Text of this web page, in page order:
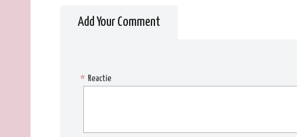
Add Your Comment
Reactie
*